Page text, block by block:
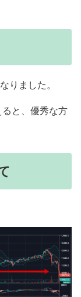
りました。
と、優秀な方